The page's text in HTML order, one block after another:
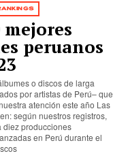
mejores
peruanos
o discos de larga
por artistas de Perú– que
atención este año Las
según nuestros registros,
diez producciones
en Perú durante el